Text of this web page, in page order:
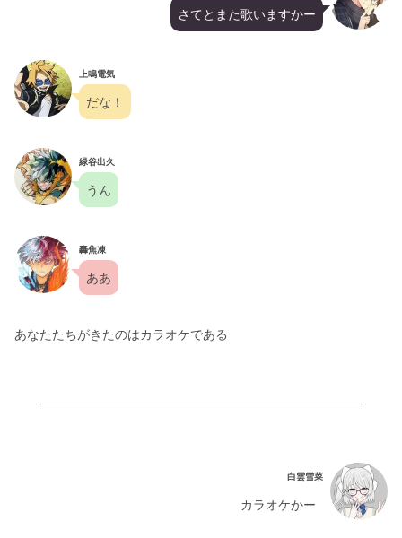
さてとまた歌いますかー
上鳴電気
だな！
緑谷出久
うん
轟焦凍
ああ
あなたたちがきたのはカラオケである
白雲雪菜
カラオケかー